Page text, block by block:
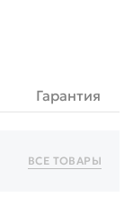
Гарантия
ВСЕ ТОВАРЫ